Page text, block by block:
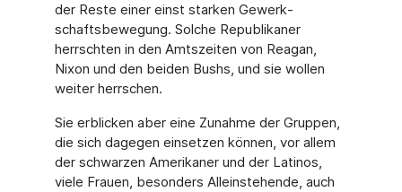
der Reste einer einst starken Gewerk­
schaftsbewegung. Solche Republikaner
herrschten in den Amtszeiten von Reagan,
Nixon und den beiden Bushs, und sie wollen
weiter herrschen.
Sie erblicken aber eine Zunahme der Gruppen,
die sich dagegen einsetzen können, vor al­lem
der schwarzen Amerikaner und der Latinos,
viele Frauen, besonders Alleinstehende, auch